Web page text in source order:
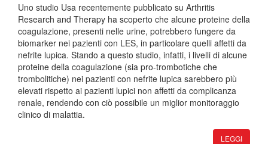
Uno studio Usa recentemente pubblicato su Arthritis
Research and Therapy ha scoperto che alcune proteine della
coagulazione, presenti nelle urine, potrebbero fungere da
biomarker nei pazienti con LES, in particolare quelli affetti da
nefrite lupica. Stando a questo studio, infatti, i livelli di alcune
proteine della coagulazione (sia pro-trombotiche che
trombolitiche) nei pazienti con nefrite lupica sarebbero più
elevati rispetto ai pazienti lupici non affetti da complicanza
renale, rendendo con ciò possibile un miglior monitoraggio
clinico di malattia.
LEGGI